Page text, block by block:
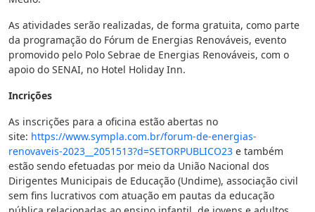
As atividades serão realizadas, de forma gratuita, como parte
da programação do Fórum de Energias Renováveis, evento
promovido pelo Polo Sebrae de Energias Renováveis, com o
apoio do SENAI, no Hotel Holiday Inn.
Incrições
As inscrições para a oficina estão abertas no
site: https://www.sympla.com.br/forum-de-energias-
renovaveis-2023__2051513?d=SETORPUBLICO23 e também
estão sendo efetuadas por meio da União Nacional dos
Dirigentes Municipais de Educação (Undime), associação civil
sem fins lucrativos com atuação em pautas da educação